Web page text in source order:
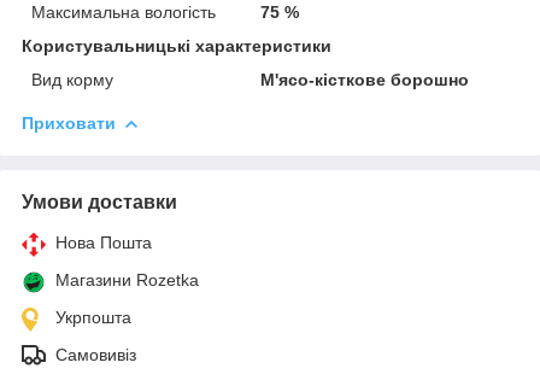
Максимальна вологість
75 %
Користувальницькі характеристики
Вид корму
М'ясо-кісткове борошно
Приховати
Умови доставки
Нова Пошта
Магазини Rozetka
Укрпошта
Самовивіз